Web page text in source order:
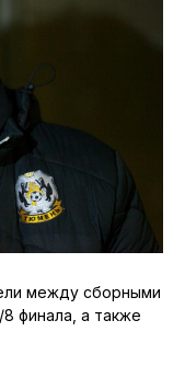
между сборными
финала, а также